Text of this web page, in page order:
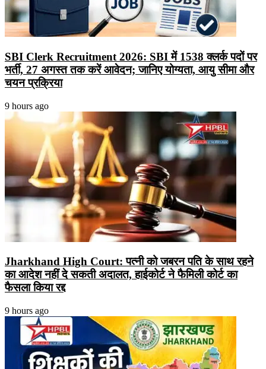
SBI Clerk Recruitment 2026: SBI में 1538 क्लर्क पदों पर
भर्ती, 27 अगस्त तक करें आवेदन; जानिए योग्यता, आयु सीमा और
चयन प्रक्रिया
9 hours ago
Jharkhand High Court: पत्नी को जबरन पति के साथ रहने
का आदेश नहीं दे सकती अदालत, हाईकोर्ट ने फैमिली कोर्ट का
फैसला किया रद्द
9 hours ago